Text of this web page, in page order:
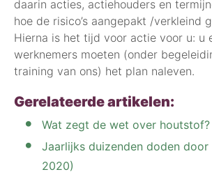
daarin acties, actiehouders en
hoe de risico’s aangepakt /verkleind
Hierna is het tijd voor actie voor u: u
werknemers moeten (onder
training van ons) het plan naleven.
Gerelateerde artikelen:
Wat zegt de wet over houtstof?
Jaarlijks duizenden doden
2020)